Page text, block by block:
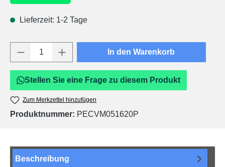
Lieferzeit: 1-2 Tage
Produkt Anzahl: Gib den gewünschten
In den Warenkorb
Stellen Sie eine Frage zu diesem Produkt
Zum Merkzettel hinzufügen
Produktnummer: PECVM051620P
Beschreibung